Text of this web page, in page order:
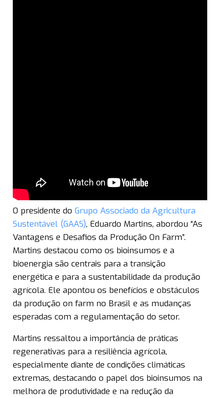
O presidente do Grupo Associado da Agricultura
Sustentável (GAAS), Eduardo Martins, abordou “As
Vantagens e Desafios da Produção On Farm”.
Martins destacou como os bioinsumos e a
bioenergia são centrais para a transição
energética e para a sustentabilidade da produção
agrícola. Ele apontou os benefícios e obstáculos
da produção on farm no Brasil e as mudanças
esperadas com a regulamentação do setor.
Martins ressaltou a importância de práticas
regenerativas para a resiliência agrícola,
especialmente diante de condições climáticas
extremas, destacando o papel dos bioinsumos na
melhora de produtividade e na redução da